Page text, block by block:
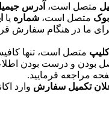
متصل است، آدرس
متصل است، شماره یا
ما در هنگام سفارش
متصل است، تنها
بودن و درست بودن
مراجعه فرمایید.
تکمیل سفارش وارد